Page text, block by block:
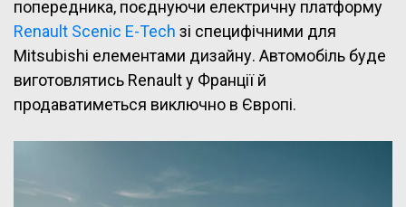
попередника, поєднуючи електричну платформу
Renault Scenic E-Tech зі специфічними для
Mitsubishi елементами дизайну. Автомобіль буде
виготовлятись Renault у Франції й
продаватиметься виключно в Європі.